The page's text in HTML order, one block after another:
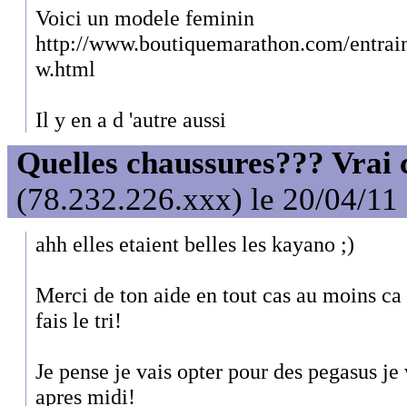
Voici un modele feminin
http://www.boutiquemarathon.com/
w.html
Il y en a d 'autre aussi
Quelles chaussures??? Vrai
(78.232.226.xxx) le 20/04/11
ahh elles etaient belles les kayano ;)
Merci de ton aide en tout cas au moins
fais le tri!
Je pense je vais opter pour des pegasus
apres midi!